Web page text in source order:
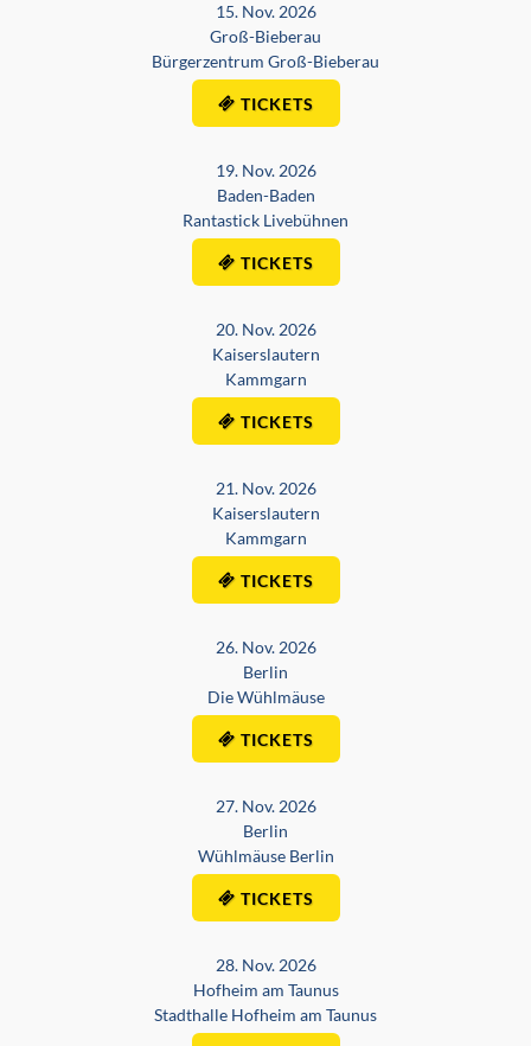
15. Nov. 2026
Groß-Bieberau
Bürgerzentrum Groß-Bieberau
TICKETS
19. Nov. 2026
Baden-Baden
Rantastick Livebühnen
TICKETS
20. Nov. 2026
Kaiserslautern
Kammgarn
TICKETS
21. Nov. 2026
Kaiserslautern
Kammgarn
TICKETS
26. Nov. 2026
Berlin
Die Wühlmäuse
TICKETS
27. Nov. 2026
Berlin
Wühlmäuse Berlin
TICKETS
28. Nov. 2026
Hofheim am Taunus
Stadthalle Hofheim am Taunus